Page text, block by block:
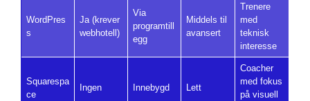
WordPres
s
Ja (krever
webhotell)
Via
programtill
egg
Middels til
avansert
Trenere
med
teknisk
interesse
Squarespa
ce
Ingen Innebygd Lett
Coacher
med fokus
på visuell